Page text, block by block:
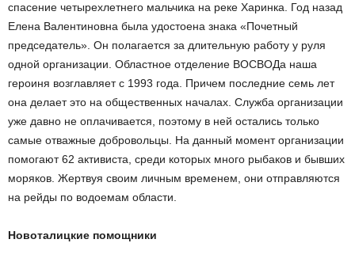
спасение четырехлетнего мальчика на реке Харинка. Год назад
Елена Валентиновна была удостоена знака «Почетный
председатель». Он полагается за длительную работу у руля
одной организации. Областное отделение ВОСВОДа наша
героиня возглавляет с 1993 года. Причем последние семь лет
она делает это на общественных началах. Служба организации
уже давно не оплачивается, поэтому в ней остались только
самые отважные добровольцы. На данный момент организации
помогают 62 активиста, среди которых много рыбаков и бывших
моряков. Жертвуя своим личным временем, они отправляются
на рейды по водоемам области.
Новоталицкие помощники